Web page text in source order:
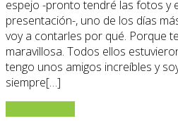
espejo -pronto tendré las fotos y
presentación-, uno de los días
voy a contarles por qué. Porque
maravillosa. Todos ellos
tengo unos amigos increíbles y
siempre[…]